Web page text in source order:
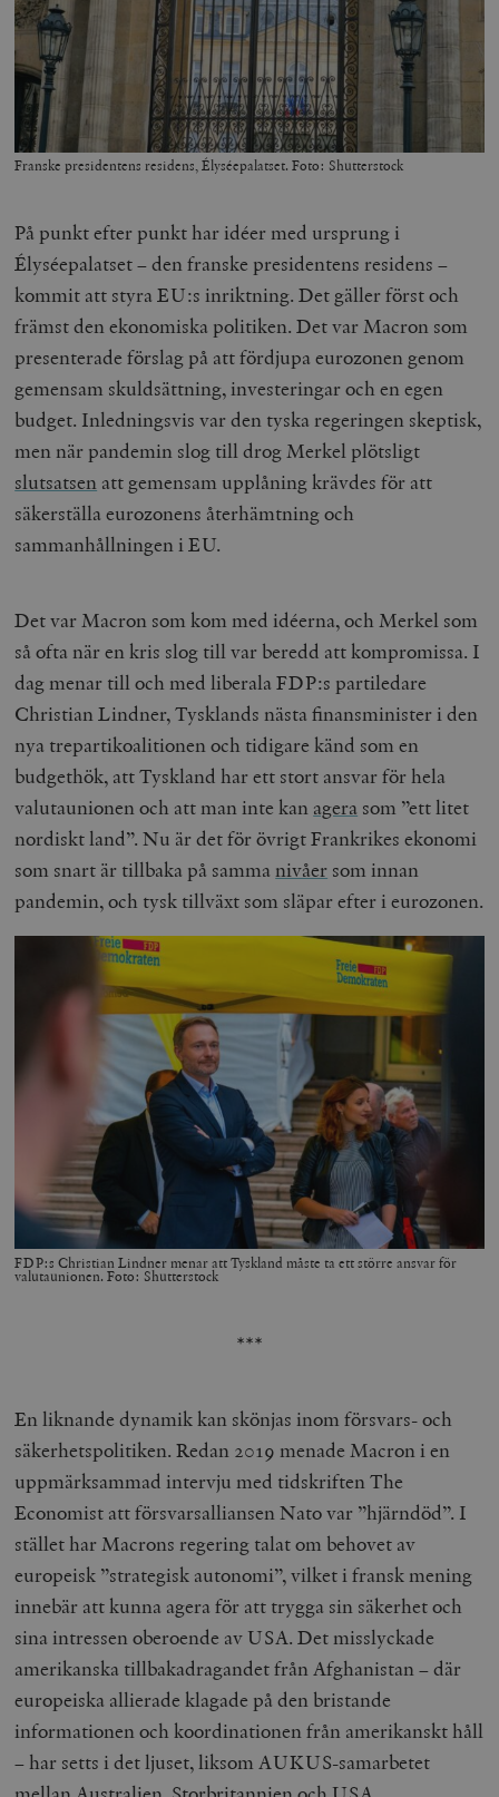
Franske presidentens residens,Élyséepalatset. Foto: Shutterstock
På punkt efter punkt har idéer med ursprung i
Élyséepalatset – den franske presidentens residens –
kommit att styra EU:s inriktning. Det gäller först och
främst den ekonomiska politiken. Det var Macron som
presenterade förslag på att fördjupa eurozonen genom
gemensam skuldsättning, investeringar och en egen
budget. Inledningsvis var den tyska regeringen skeptisk,
men när pandemin slog till drog Merkel plötsligt
slutsatsen att gemensam upplåning krävdes för att
säkerställa eurozonens återhämtning och
sammanhållningen i EU.
Det var Macron som kom med idéerna, och Merkel som
så ofta när en kris slog till var beredd att kompromissa. I
dag menar till och med liberala FDP:s partiledare
Christian Lindner, Tysklands nästa finansminister i den
nya trepartikoalitionen och tidigare känd som en
budgethök, att Tyskland har ett stort ansvar för hela
valutaunionen och att man inte kan agera som ”ett litet
nordiskt land”. Nu är det för övrigt Frankrikes ekonomi
som snart är tillbaka på sammanivåer som innan
pandemin, och tysk tillväxt som släpar efter i eurozonen.
FDP:s Christian Lindner menar att Tyskland måste ta ett större ansvar för
valutaunionen. Foto: Shutterstock
***
En liknande dynamik kan skönjas inom försvars- och
säkerhetspolitiken. Redan 2019 menade Macron i en
uppmärksammad intervju med tidskriften The
Economist att försvarsalliansen Nato var ”hjärndöd”. I
stället har Macrons regering talat om behovet av
europeisk ”strategisk autonomi”, vilket i fransk mening
innebär att kunna agera för att trygga sin säkerhet och
sina intressen oberoende av USA. Det misslyckade
amerikanska tillbakadragandet från Afghanistan – där
europeiska allierade klagade på den bristande
informationen och koordinationen från amerikanskt håll
– har setts i det ljuset, liksom AUKUS-samarbetet